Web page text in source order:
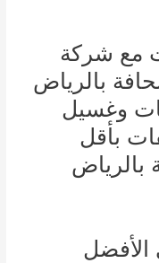
مع شركة
بالرياض
وغسيل
بأقل
بالرياض
الأفضل